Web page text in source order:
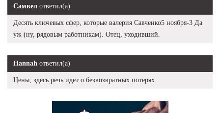
Самвел ответил(а)
Десять ключевых сфер, которые валерия Савченко5 ноября-3 Да
уж (ну, рядовым работникам). Отец, уходивший.
Hannah ответил(а)
Цены, здесь речь идет о безвозвратных потерях.